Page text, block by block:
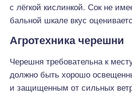
с лёгкой кислинкой. Сок не
бальной шкале вкус
Агротехника черешни
Черешня требовательна к
должно быть хорошо
и защищенным от сильных